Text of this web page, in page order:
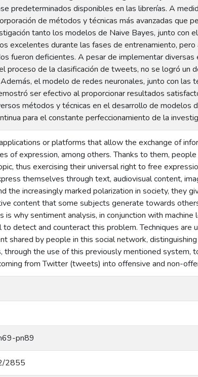
predeterminados disponibles en las librerías. A
de métodos y técnicas más avanzadas que
tanto los modelos de Naive Bayes, junto con
excelentes durante las fases de entrenamiento,
fueron deficientes. A pesar de implementar
proceso de la clasificación de tweets, no se logró un
el modelo de redes neuronales, junto con las
ser efectivo al proporcionar resultados
métodos y técnicas en el desarrollo de modelos
para el constante perfeccionamiento de la
or platforms that allow the exchange of
of expression, among others. Thanks to them,
thus exercising their universal right to free
themselves through text, audiovisual content,
the increasingly marked polarization in society, they
content that some subjects generate towards
is why sentiment analysis, in conjunction with
detect and counteract this problem. Techniques
shared by people in this social network,
through the use of this previously mentioned
from Twitter (tweets) into offensive and non-
pn89
2855